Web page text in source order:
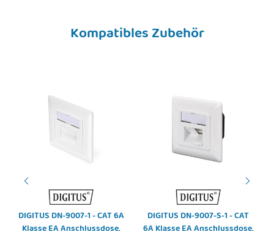
Kompatibles Zubehör
DIGITUS DN-9007-1 - CAT 6A
DIGITUS DN-9007-S-1 - CAT